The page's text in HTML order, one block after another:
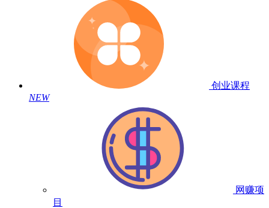
创业课程
NEW
网赚项
目